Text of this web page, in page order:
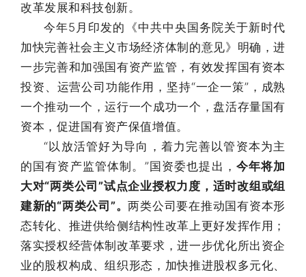
改革发展和科技创新。
今年5月印发的《中共中央国务院关于新时代
加快完善社会主义市场经济体制的意见》明确，进
一步完善和加强国有资产监管，有效发挥国有资本
投资、运营公司功能作用，坚持“一企一策”，成熟
一个推动一个，运行一个成功一个，盘活存量国有
资本，促进国有资产保值增值。
“以放活管好为导向，着力完善以管资本为主
的国有资产监管体制。”国资委也提出， 今年将加
大对“两类公司”试点企业授权力度，适时改组或组
建新的“两类公司”。两类公司要在推动国有资本形
态转化、推进供给侧结构性改革上更好发挥作用；
落实授权经营体制改革要求，进一步优化所出资企
业的股权构成、组织形态，加快推进股权多元化、